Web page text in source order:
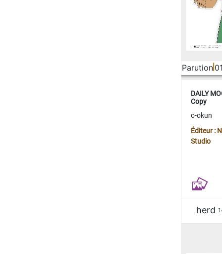
Parution
DAILY
Copy
o-okun
Éditeur :
Studio
herd